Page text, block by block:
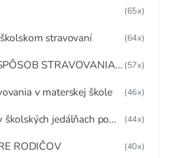
(65x)
stravovaní (64x)
STRAVOVANIA
(57x)
v materskej škole (46x)
školských jedálňach po
(44x)
RODIČOV (40x)